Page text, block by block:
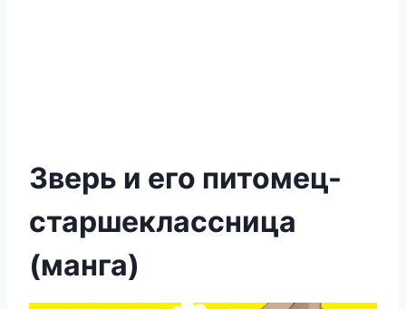
Зверь и его питомец-
старшеклассница
(манга)